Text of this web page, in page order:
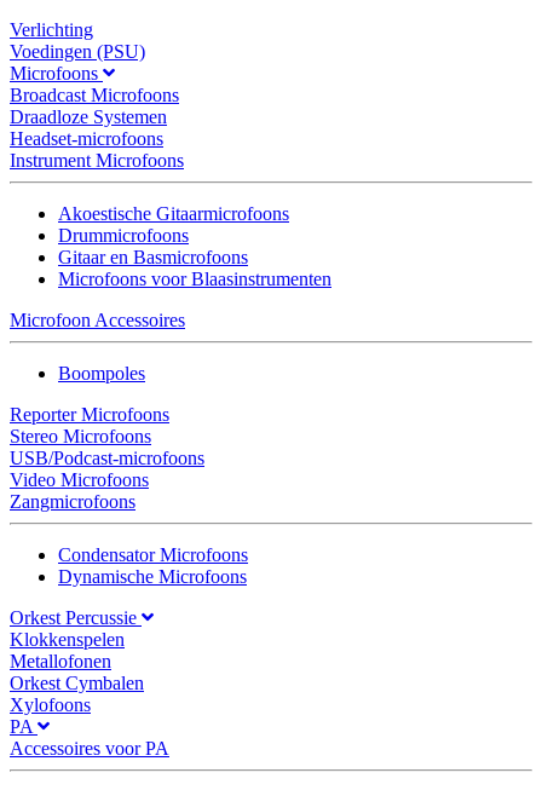
Verlichting
Voedingen (PSU)
Microfoons
Broadcast Microfoons
Draadloze Systemen
Headset-microfoons
Instrument Microfoons
Akoestische Gitaarmicrofoons
Drummicrofoons
Gitaar en Basmicrofoons
Microfoons voor Blaasinstrumenten
Microfoon Accessoires
Boompoles
Reporter Microfoons
Stereo Microfoons
USB/Podcast-microfoons
Video Microfoons
Zangmicrofoons
Condensator Microfoons
Dynamische Microfoons
Orkest Percussie
Klokkenspelen
Metallofonen
Orkest Cymbalen
Xylofoons
PA
Accessoires voor PA